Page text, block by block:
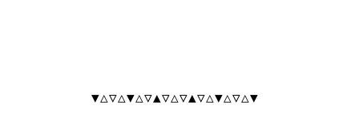
▼△▽△▼△▽▲▽△▽▲▽△▼△▽△▼